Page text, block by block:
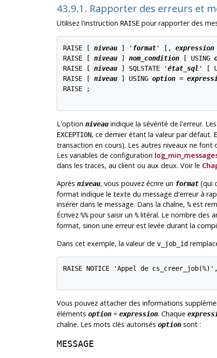
43.9.1. Rapporter des erreurs et
Utilisez l'instruction RAISEpour rapporter des
RAISE [ niveau ] ' format' [ , expression
RAISE [
niveau ] nom_condition [ USING
RAISE [
niveau ] SQLSTATE 'état_sql ' [
RAISE [
niveau ] USING option =
RAISE ;
L'option niveauindique la sévérité de l'erreur.
EXCEPTION, ce dernier étant la valeur par défaut.
transaction en cours). Les autres niveaux ne
Les variables de configuration
dans les traces, au client ou aux deux. Voir le
Après niveau, vous pouvez écrire un format(qui
format indique le texte du message d'erreur à
insérer dans le message. Dans la chaîne, %est
Écrivez %%pour saisir un %litéral. Le nombre des
format, sinon une erreur est levée durant la
Dans cet exemple, la valeur de v_job_id
RAISE NOTICE 'Appel de
Vous pouvez attacher des informations
éléments option= expression. Chaque
chaîne. Les mots clés autorisés optionsont :
MESSAGE